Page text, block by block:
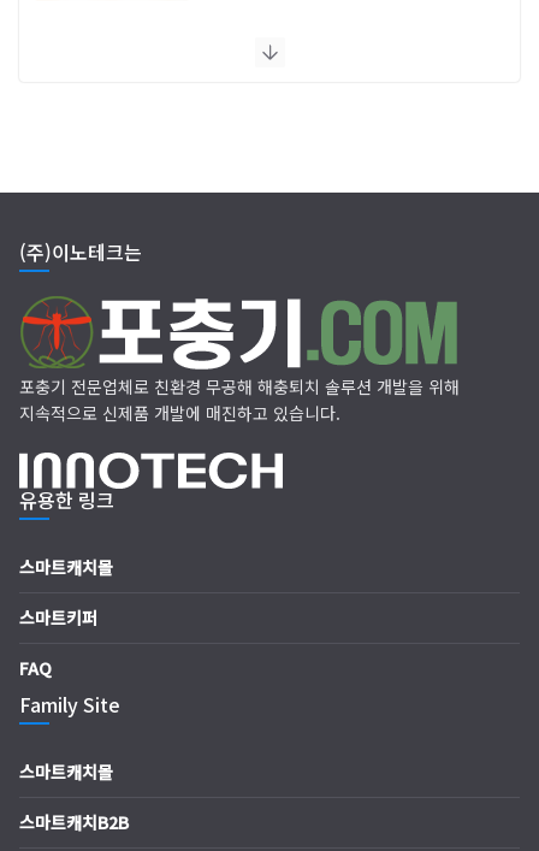
(주)이노테크는
포충기 전문업체로 친환경 무공해 해충퇴치 솔루션 개발을 위해
지속적으로 신제품 개발에 매진하고 있습니다.
유용한 링크
스마트캐치몰
스마트키퍼
FAQ
Family Site
스마트캐치몰
스마트캐치B2B